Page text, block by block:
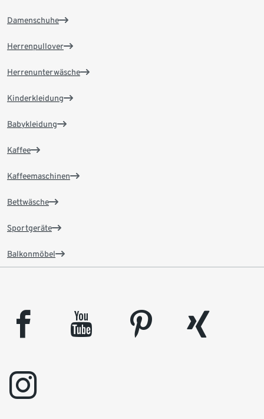
Damenschuhe
Herrenpullover
Herrenunterwäsche
Kinderkleidung
Babykleidung
Kaffee
Kaffeemaschinen
Bettwäsche
Sportgeräte
Balkonmöbel
facebook youtube pinterest
xing
instagram